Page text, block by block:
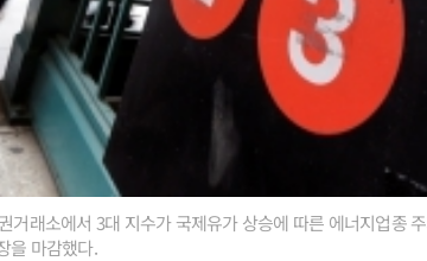
래소에서 3대 지수가 국제유가 상승에 따른 에너지업종
을 마감했다.